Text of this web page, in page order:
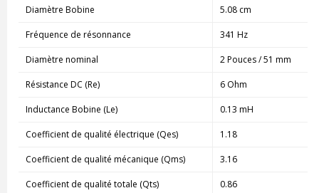
Diamètre Bobine 5.08 cm
Fréquence de résonnance 341 Hz
Diamètre nominal 2 Pouces / 51 mm
Résistance DC (Re) 6 Ohm
Inductance Bobine (Le) 0.13 mH
Coefficient de qualité électrique (Qes) 1.18
Coefficient de qualité mécanique (Qms) 3.16
Coefficient de qualité totale (Qts) 0.86